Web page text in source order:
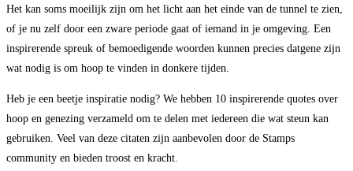
Het kan soms moeilijk zijn om het licht aan het einde van de tunnel te zien,
of je nu zelf door een zware periode gaat of iemand in je omgeving. Een
inspirerende spreuk of bemoedigende woorden kunnen precies datgene zijn
wat nodig is om hoop te vinden in donkere tijden.
Heb je een beetje inspiratie nodig? We hebben 10 inspirerende quotes over
hoop en genezing verzameld om te delen met iedereen die wat steun kan
gebruiken. Veel van deze citaten zijn aanbevolen door de Stamps
community en bieden troost en kracht.